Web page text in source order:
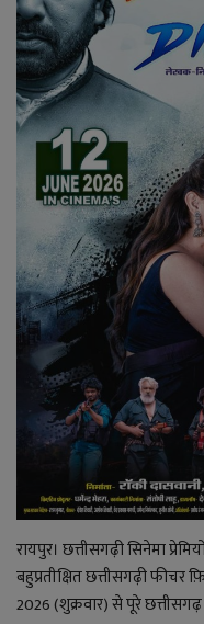
राजनीति
बिजनेस
ज्ञान विज्ञान
करिअर
वाद विवाद
संपादकीय
धर्म
लाइफ स्टाइल
जोक्स
सोशल मीडिया
रायपुर। छत्तीसगढ़ी सिनेमा
बहुप्रतीक्षित छत्तीसगढ़ी
2026 (शुक्रवार) से पूरे छत्तीसगढ़